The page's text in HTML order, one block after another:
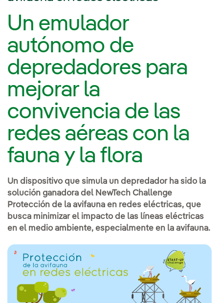
Un emulador
autónomo de
depredadores para
mejorar la
convivencia de las
redes aéreas con la
fauna y la flora
Un dispositivo que simula un depredador ha sido la
solución ganadora del NewTech Challenge
Protección de la avifauna en redes eléctricas, que
busca minimizar el impacto de las líneas eléctricas
en el medio ambiente, especialmente en la avifauna.